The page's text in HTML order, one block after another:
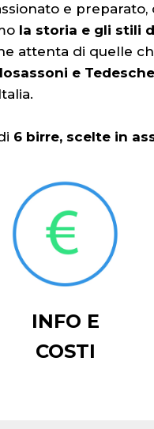
e preparato,
la storia e gli stili
attenta di quelle
e Tedesche
6 birre, scelte in
INFO E
COSTI